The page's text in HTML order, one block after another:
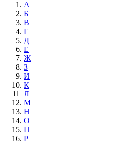
А
Б
В
Г
Д
Е
Ж
З
И
К
Л
М
Н
О
П
Р